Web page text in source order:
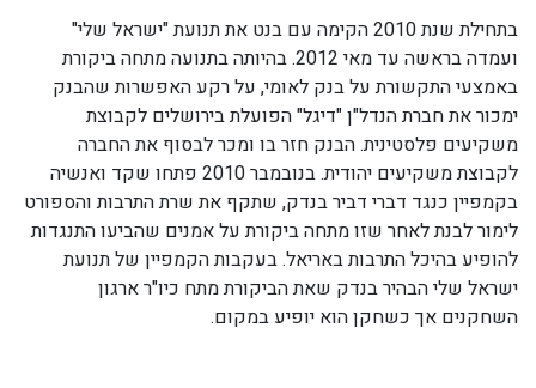
בתחילת שנת 2010 הקימה עם בנט את תנועת "ישראל שלי"
ועמדה בראשה עד מאי 2012. בהיותה בתנועה מתחה ביקורת
באמצעי התקשורת על בנק לאומי, על רקע האפשרות שהבנק
ימכור את חברת הנדל"ן "דיגל" הפועלת בירושלים לקבוצת
משקיעים פלסטינית. הבנק חזר בו ומכר לבסוף את החברה
לקבוצת משקיעים יהודית. בנובמבר 2010 פתחו שקד ואנשיה
בקמפיין כנגד דברי דביר בנדק, שתקף את שרת התרבות והספורט
לימור לבנת לאחר שזו מתחה ביקורת על אמנים שהביעו התנגדות
להופיע בהיכל התרבות באריאל. בעקבות הקמפיין של תנועת
ישראל שלי הבהיר בנדק שאת הביקורת מתח כיו"ר ארגון
השחקנים אך כשחקן הוא יופיע במקום.